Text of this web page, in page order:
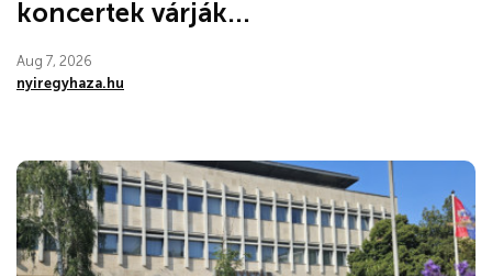
koncertek várják...
Aug 7, 2026
nyiregyhaza.hu